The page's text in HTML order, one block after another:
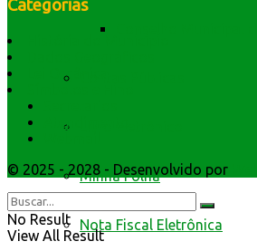
Minha Folha
Nota Fiscal Eletrônica
Categorias
Lei Orgânica
Atendimento
© 2025 - 2028 - Desenvolvido por
No Result
View All Result